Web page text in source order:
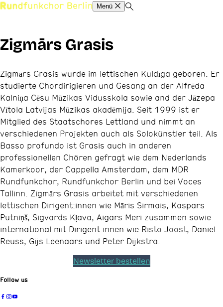
Menü
Zigmārs Grasis
Zigmārs Grasis wurde im lettischen Kuldīga geboren. Er
studierte Chordirigieren und Gesang an der Alfrēda
Kalniņa Cēsu Mūzikas Vidusskola sowie and der Jāzepa
Vītola Latvijas Mūzikas akadēmija. Seit 1999 ist er
Mitglied des Staatschores Lettland und nimmt an
verschiedenen Projekten auch als Solokünstler teil. Als
Basso profundo ist Grasis auch in anderen
professionellen Chören gefragt wie dem Nederlands
Kamerkoor, der Cappella Amsterdam, dem MDR
Rundfunkchor, Rundfunkchor Berlin und bei Voces
Tallinn. Zigmārs Grasis arbeitet mit verschiedenen
lettischen Dirigent:innen wie Māris Sirmais, Kaspars
Putniņš, Sigvards Kļava, Aigars Meri zusammen sowie
international mit Dirigent:innen wie Risto Joost, Daniel
Reuss, Gijs Leenaars und Peter Dijkstra.
Newsletter bestellen
Follow us